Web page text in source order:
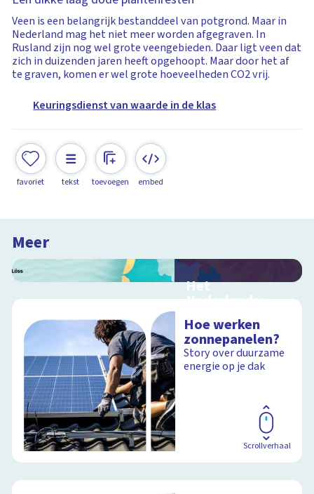
Veen is een belangrijk bestanddeel van potgrond. Maar in
Nederland mag het niet meer worden afgegraven. In
Rusland zijn nog wel grote veengebieden. Daar ligt veen dat
zich in duizenden jaren heeft opgehoopt. Maar door het af
te graven, komen er wel grote hoeveelheden CO2 vrij.
Keuringsdienst van waarde in de klas
favoriet tekst toevoegen embed
Meer
Het
Nederlandse
landschap
Interactieve
schoolplaat over de
grondsoorten in
Nederland
Schoolplaat
Hoe werken
zonnepanelen?
Story over duurzame
energie op je dak
Scrollverhaal